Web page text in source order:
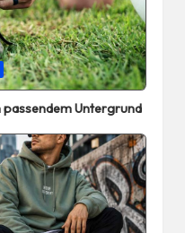
Untergrund